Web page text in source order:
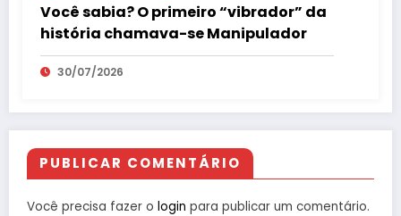
Você sabia? O primeiro “vibrador” da
história chamava-se Manipulador
30/07/2026
PUBLICAR COMENTÁRIO
Você precisa fazer o login para publicar um comentário.